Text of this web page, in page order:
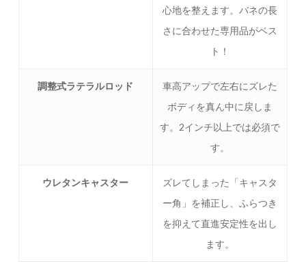
心地を整えます。バネの長
さに合わせた専用品がベス
ト！
調整式ラテラルロッド
車高アップで左右にズレた
ボディを真ん中に戻しま
す。2インチ以上では必須で
す。
ウレタンキャスター
ズレてしまった「キャスタ
ー角」を補正し、ふらつき
を抑えて直進安定性を出し
ます。